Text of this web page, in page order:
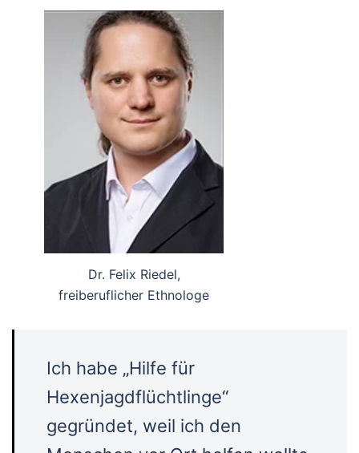
Dr. Felix Riedel,
freiberuflicher Ethnologe
Ich habe „Hilfe für
Hexenjagdflüchtlinge“
gegründet, weil ich den